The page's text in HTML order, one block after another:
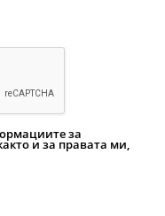
за
и за правата ми,